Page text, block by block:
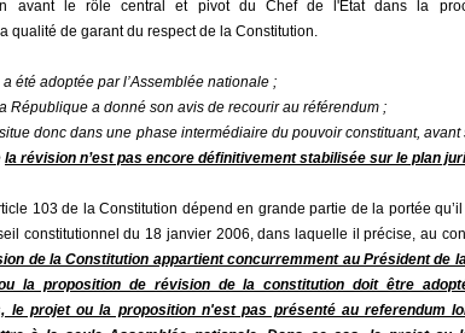
avant le rôle central et pivot du Chef de l'État dans la
qualité de garant du respect de la Constitution.
été adoptée par l’Assemblée nationale ;
République a donné son avis de recourir au référendum ;
donc dans une phase intermédiaire du pouvoir constituant, avant
la révision n’est pas encore définitivement stabilisée sur le plan
103 de la Constitution dépend en grande partie de la portée
constitutionnel du 18 janvier 2006, dans laquelle il précise, au
de la Constitution appartient concurremment au Président de
la proposition de révision de la constitution doit être
le projet ou la proposition n'est pas présenté au referendum